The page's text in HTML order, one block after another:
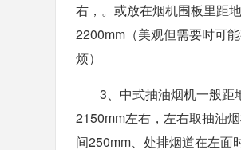
右，。或放在烟机围板里距地
2200mm（美观但需要时可
烦）
3、中式抽油烟机一般距
2150mm左右，左右取抽油
间250mm、处排烟道在左面